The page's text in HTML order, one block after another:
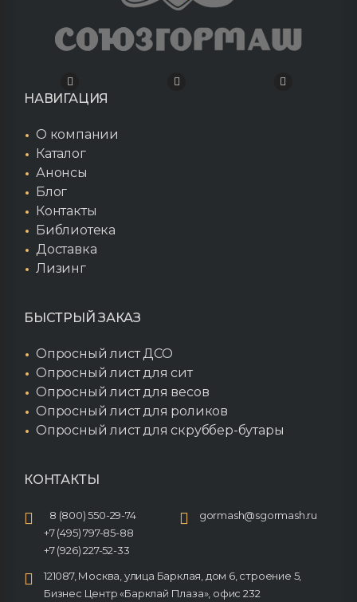
НАВИГАЦИЯ
О компании
Каталог
Анонсы
Блог
Контакты
Библиотека
Доставка
Лизинг
БЫСТРЫЙ ЗАКАЗ
Опросный лист ДСО
Опросный лист для сит
Опросный лист для весов
Опросный лист для роликов
Опросный лист для скруббер-бутары
КОНТАКТЫ
8 (800) 550-29-74
+7 (495) 797-85-88
+7 (926) 227-52-33
gormash@sgormash.ru
121087, Москва, улица Барклая, дом 6, строение 5,
Бизнес Центр «Барклай Плаза», офис 232